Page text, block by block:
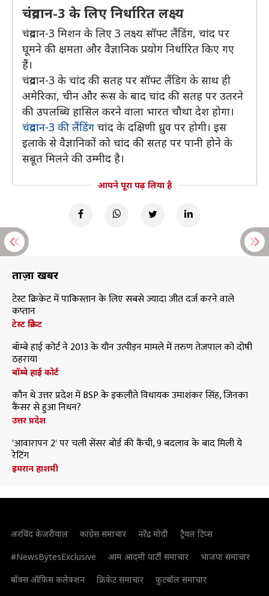
चंद्रयान-3 के लिए निर्धारित लक्ष्य
चंद्रयान-3 मिशन के लिए 3 लक्ष्य सॉफ्ट लैंडिंग, चांद पर
घूमने की क्षमता और वैज्ञानिक प्रयोग निर्धारित किए गए
हैं।
चंद्रयान-3 के चांद की सतह पर सॉफ्ट लैंडिग के साथ ही
अमेरिका, चीन और रूस के बाद चांद की सतह पर उतरने
की उपलब्धि हासिल करने वाला भारत चौथा देश होगा।
चंद्रयान-3 की लैंडिंग चांद के दक्षिणी ध्रुव पर होगी। इस
इलाके से वैज्ञानिकों को चांद की सतह पर पानी होने के
सबूत मिलने की उम्मीद है।
आपने पूरा पढ़ लिया है
ताज़ा खबरें
टेस्ट क्रिकेट में पाकिस्तान के लिए सबसे ज्यादा जीत दर्ज करने वाले
कप्तान
टेस्ट क्रिकेट
बॉम्बे हाई कोर्ट ने 2013 के यौन उत्पीड़न मामले में तरुण तेजपाल को दोषी
ठहराया
बॉम्बे हाई कोर्ट
कौन थे उत्तर प्रदेश में BSP के इकलौते विधायक उमाशंकर सिंह, जिनका
कैंसर से हुआ निधन?
उत्तर प्रदेश
'आवारापन 2' पर चली सेंसर बोर्ड की कैंची, 9 बदलाव के बाद मिली ये
रेटिंग
इमरान हाशमी
अरविंद केजरीवाल कांग्रेस समाचार नरेंद्र मोदी
ट्रैवल टिप्स
#NewsBytesExclusive
आम आदमी पार्टी समाचार
भाजपा समाचार
बॉक्स ऑफिस कलेक्शन
क्रिकेट समाचार फुटबॉल समाचार